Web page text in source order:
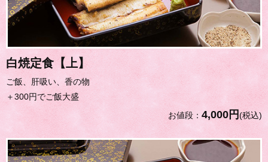
白焼定食【上】
ご飯、肝吸い、香の物
＋300円でご飯大盛
お値段： 4,000円(税込)